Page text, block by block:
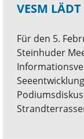
VESM
Für den 5.
Steinhuder